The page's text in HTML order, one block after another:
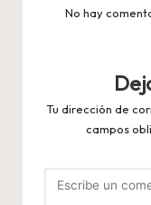
No hay
Tu dirección de
campos